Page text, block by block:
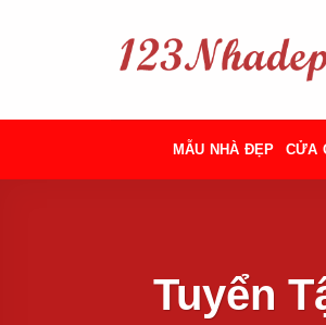
MẪU NHÀ ĐẸP CỬA
Tuyển